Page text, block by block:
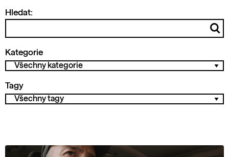
Hledat:
Kategorie
Tagy